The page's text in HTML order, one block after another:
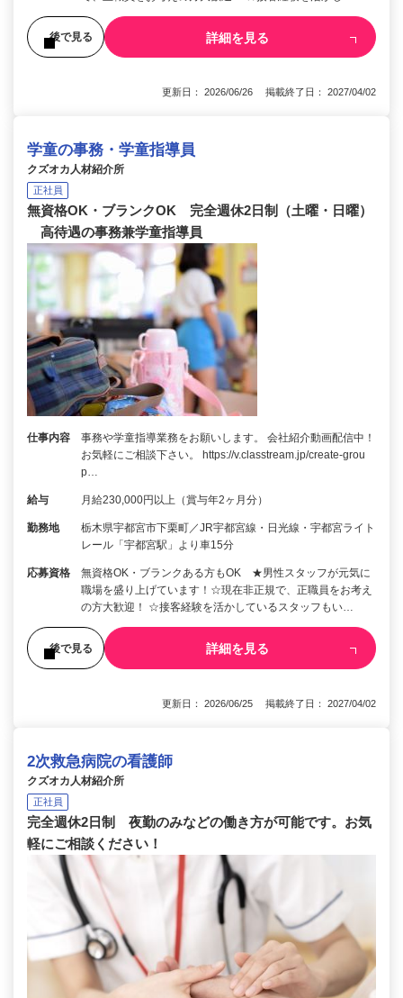
後で見る 詳細を見る
更新日： 2026/06/26 掲載終了日： 2027/04/02
学童の事務・学童指導員
クズオカ人材紹介所
正社員
無資格OK・ブランクOK 完全週休2日制（土曜・日曜）
高待遇の事務兼学童指導員
仕事内容
事務や学童指導業務をお願いします。 会社紹介動画配信中！
お気軽にご相談下さい。 https://v.classtream.jp/create-grou
p…
給与 月給230,000円以上（賞与年2ヶ月分）
勤務地
栃木県宇都宮市下栗町／JR宇都宮線・日光線・宇都宮ライト
レール「宇都宮駅」より車15分
応募資格
無資格OK・ブランクある方もOK ★男性スタッフが元気に
職場を盛り上げています！☆現在非正規で、正職員をお考え
の方大歓迎！ ☆接客経験を活かしているスタッフもい…
後で見る 詳細を見る
更新日： 2026/06/25 掲載終了日： 2027/04/02
2次救急病院の看護師
クズオカ人材紹介所
正社員
完全週休2日制 夜勤のみなどの働き方が可能です。お気
軽にご相談ください！